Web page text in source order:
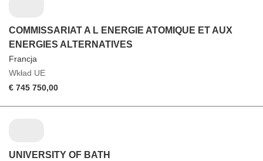
COMMISSARIAT A L ENERGIE ATOMIQUE ET AUX
ENERGIES ALTERNATIVES
Francja
Wkład UE
€ 745 750,00
UNIVERSITY OF BATH